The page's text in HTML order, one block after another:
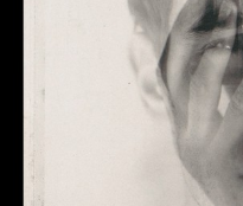
Genève; Zürich
1996
Swiss museums
Catégorie
Musées, colletions,
expositions
Broché
Noir & Blanc